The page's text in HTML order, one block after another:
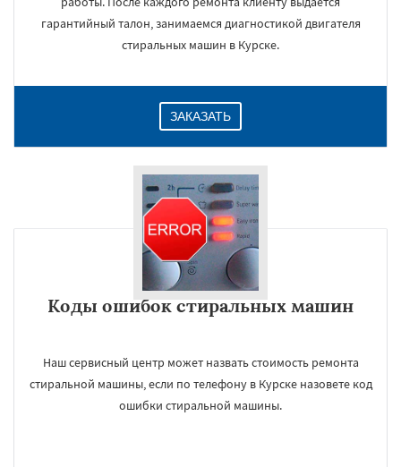
гарантийный талон, занимаемся диагностикой двигателя
стиральных машин в Курске.
ЗАКАЗАТЬ
Коды ошибок стиральных машин
Наш сервисный центр может назвать стоимость ремонта
стиральной машины, если по телефону в Курске назовете код
ошибки стиральной машины.